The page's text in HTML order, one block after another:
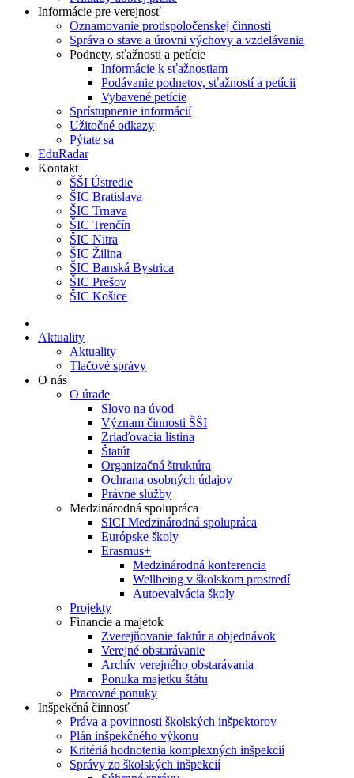
Informácie pre verejnosť
Oznamovanie protispoločenskej činnosti
Správa o stave a úrovni výchovy a vzdelávania
Podnety, sťažnosti a petície
Informácie k sťažnostiam
Podávanie podnetov, sťažností a petícii
Vybavené petície
Sprístupnenie informácií
Užitočné odkazy
Pýtate sa
EduRadar
Kontakt
ŠŠI Ústredie
ŠIC Bratislava
ŠIC Trnava
ŠIC Trenčín
ŠIC Nitra
ŠIC Žilina
ŠIC Banská Bystrica
ŠIC Prešov
ŠIC Košice
Aktuality
Aktuality
Tlačové správy
O nás
O úrade
Slovo na úvod
Význam činnosti ŠŠI
Zriaďovacia listina
Štatút
Organizačná štruktúra
Ochrana osobných údajov
Právne služby
Medzinárodná spolupráca
SICI Medzinárodná spolupráca
Európske školy
Erasmus+
Medzinárodná konferencia
Wellbeing v školskom prostredí
Autoevalvácia školy
Projekty
Financie a majetok
Zverejňovanie faktúr a objednávok
Verejné obstarávanie
Archív verejného obstarávania
Ponuka majetku štátu
Pracovné ponuky
Inšpekčná činnosť
Práva a povinnosti školských inšpektorov
Plán inšpekčného výkonu
Kritériá hodnotenia komplexných inšpekcií
Správy zo školských inšpekcií